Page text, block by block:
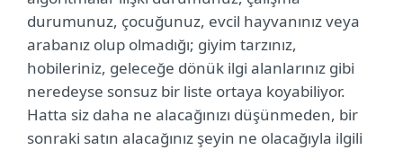
durumunuz, çocuğunuz, evcil hayvanınız veya
arabanız olup olmadığı; giyim tarzınız,
hobileriniz, geleceğe dönük ilgi alanlarınız gibi
neredeyse sonsuz bir liste ortaya koyabiliyor.
Hatta siz daha ne alacağınızı düşünmeden, bir
sonraki satın alacağınız şeyin ne olacağıyla ilgili